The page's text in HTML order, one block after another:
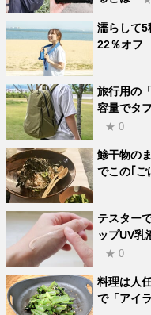
濡らして5
22％オフ
旅行用の
容量でタ
★ 0
鯵干物の
でこの｢ご
テスター
ップUV乳
★ 0
料理は人
で「アイ